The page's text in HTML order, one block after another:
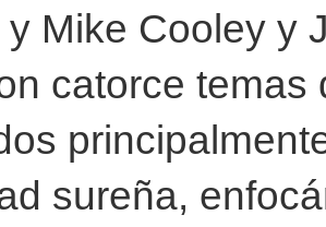
Mike Cooley y
catorce
sureña,